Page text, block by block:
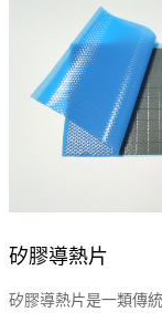
矽膠導熱片
矽膠導熱片是一類傳